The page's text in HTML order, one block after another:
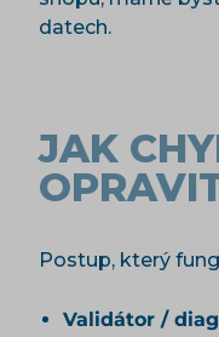
datech.
JAK
Postup, který
Validátor /